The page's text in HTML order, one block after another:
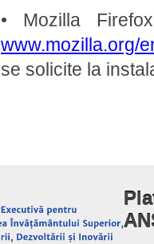
• Mozilla
www.mozilla.org/
se solicite la